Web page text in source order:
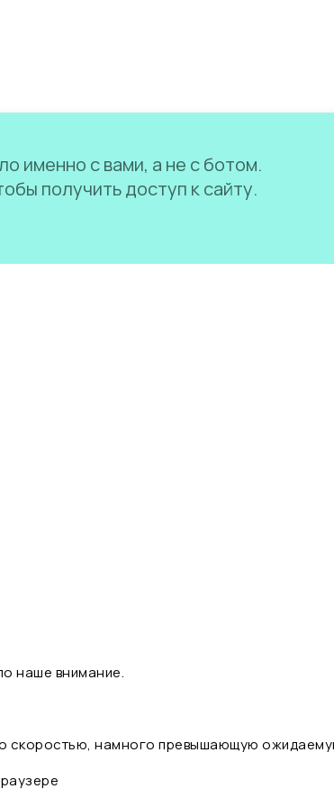
именно с вами, а не с ботом.
получить доступ к сайту.
наше внимание.
скоростью, намного превышающую